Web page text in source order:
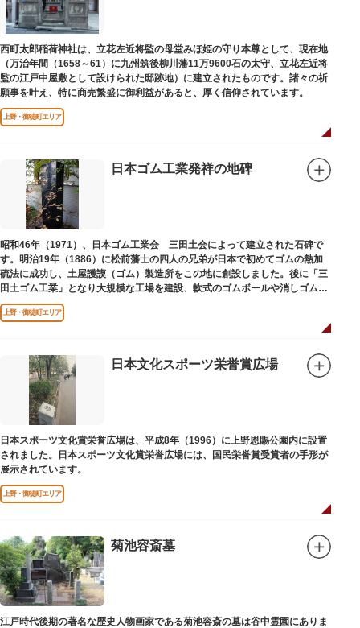
西町太郎稲荷神社は、立花左近将監の母堂みほ姫の守り本尊として、現在地
（万治年間（1658～61）に九州筑後柳川藩11万9600石の太守、立花左近将
監の江戸中屋敷として設けられた邸跡地）に建立されたものです。諸々の祈
願事を叶え、特に商売繁盛に御利益があると、厚く信仰されています。
上野・御徒町エリア
日本ゴム工業発祥の地碑
昭和46年（1971）、日本ゴム工業会 三田土会によって建立された石碑で
す。明治19年（1886）に松前藩士の四人の兄弟が日本で初めてゴムの熱加
硫法に成功し、土屋護謨（ゴム）製造所をこの地に創設しました。後に「三
田土ゴム工業」となり大規模な工場を建設、軟式のゴムボールや消しゴムな
ど新しいゴム製品を次々に開発しました。
上野・御徒町エリア
日本文化スポーツ栄誉賞広場
日本スポーツ文化賞栄誉広場は、平成8年（1996）に上野恩賜公園内に設置
されました。日本スポーツ文化賞栄誉広場には、国民栄誉賞受賞者の手形が
展示されています。
上野・御徒町エリア
菊池容斎墓
江戸時代後期の著名な歴史人物画家である菊池容斎の墓は谷中霊園にありま